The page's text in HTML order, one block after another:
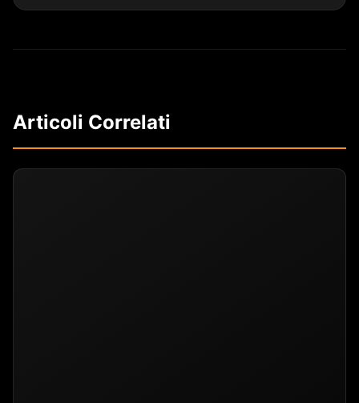
Articoli Correlati